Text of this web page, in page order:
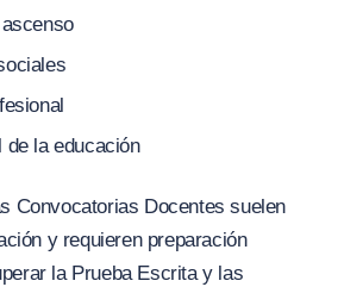
de la educación
Convocatorias Docentes suelen
y requieren preparación
la Prueba Escrita y las